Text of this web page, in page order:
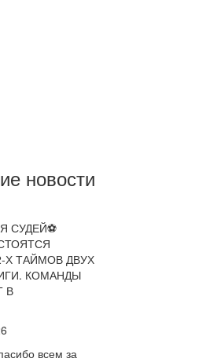
новости
СУДЕЙ⚽
Х ТАЙМОВ ДВУХ
КОМАНДЫ
В
всем за